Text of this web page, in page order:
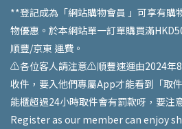
**登記成為「網站購物會員 」可享有購
物優惠。於本網站單一訂單購買滿
順豐/京東 運費。
⚠️各位客人請注意⚠️順豐速運由2024年8
收件，要入他們專屬App才能看到「取
能櫃超過24小時取件會有罰款呀，要注
Register as our member can enjoy